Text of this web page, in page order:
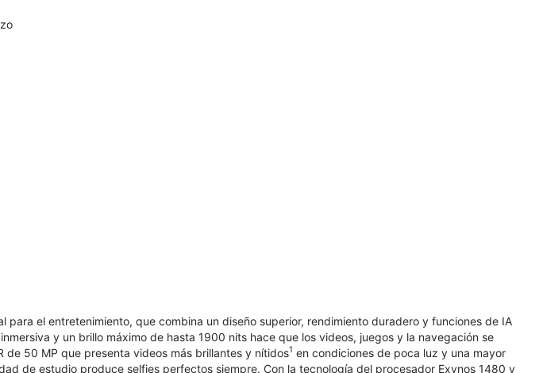
para el entretenimiento, que combina un diseño superior, rendimiento duradero y funciones de IA
y un brillo máximo de hasta 1900 nits hace que los videos, juegos y la navegación se
de 50 MP que presenta videos más brillantes y nítidos1 en condiciones de poca luz y una mayor
de estudio produce selfies perfectos siempre. Con la tecnología del procesador Exynos 1480 y